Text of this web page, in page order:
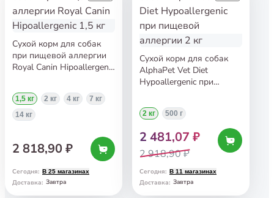
Сухой корм для собак
при пищевой аллергии
Royal Canin Hipoallergenic
1,5 кг 2 кг 4 кг
7 кг
14 кг
2 818,90 ₽
Сегодня: В 25 магазинах
Доставка: Завтра
Сухой корм для собак
AlphaPet Vet Diet
Hypoallergenic при
2 кг 500 г
2 481,07 ₽
2 918,90 ₽
Сегодня: В 11 магазинах
Доставка: Завтра